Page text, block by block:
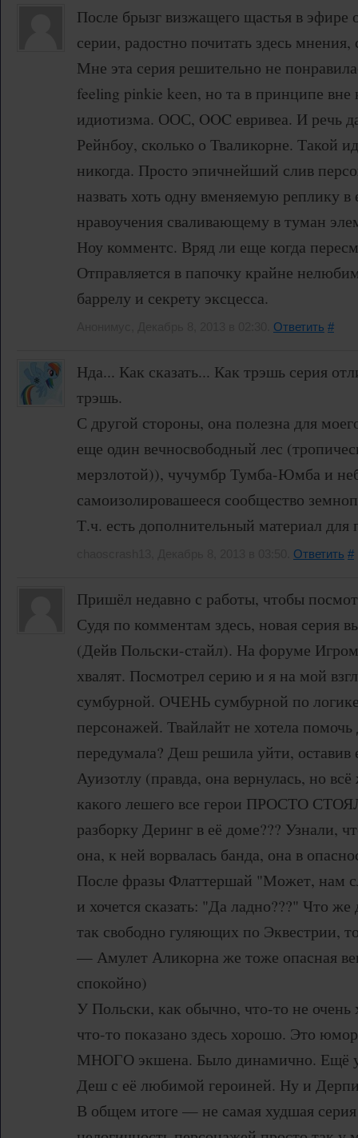
После брызг визжащего щастья в эфире
серии, радостно почитать здесь
Мне эта серия решительно не
feeling pinkie keen, но та в принципе
идиотизма. ООС, OOC евривеа. И речь
Рейнбоу, сколько о Тваликорне. Такой
никогда. Просто эпичнейший слив
назвать хоть одну вменяемую реплику
нравоучения сваливающему в туман
Ноу комментс. Вряд ли еще когда
Отправляется в папочку крайне
баррелу и секрету эксцесса.
Ответить #
Нда... Как сказать... Как трэшь серия
трэшь.
С другой стороны, она полезна для
еще один вечносвободный лес
мерзлотой)), чучумбр Тумба-Юмба и
самоизолировашееся сообщество
Т.ч. есть дополнительный материал
Ответить #
Пришёл недавно с работы, чтобы
Судя по комментам здесь, новая серия
(Дейв Польски-стайл). На форуме
хвалят. Посмотрел серию и я на мой
сумбурной. ОЧЕНЬ сумбурной по
персонажей. Твайлайт не хотела
передумала? Деш решила уйти, оставив
Ауизотлу (правда, она вернулась, но
какого лешего все герои ПРОСТО
разборку Деринг в её доме??? Узнали,
она, к ней ворвалась банда, она в
После фразы Флаттершай "Может, нам
и хочется сказать: "Да ладно???" Что
так свободно гуляющих по Эквестрии,
— Амулет Аликорна же тоже опасная
спокойно)
У Польски, как обычно, что-то не очень
что-то показано здесь хорошо. Это
МНОГО экшена. Было динамично. Ещё
Деш с её любимой героиней. Ну и
В общем итоге — не самая худшая